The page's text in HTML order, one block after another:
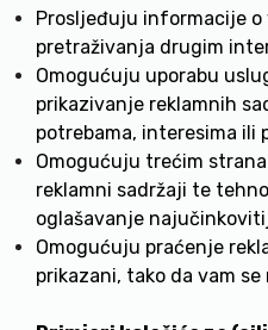
Prosljeđuju informacije o
pretraživanja drugim
Omogućuju uporabu
prikazivanje reklamnih
potrebama, interesima ili
Omogućuju trećim
reklamni sadržaji te
oglašavanje
Omogućuju praćenje
prikazani, tako da vam